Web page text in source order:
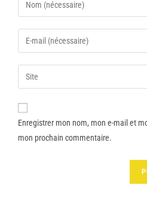
Enregistrer mon nom, mon e-mail et
mon prochain commentaire.